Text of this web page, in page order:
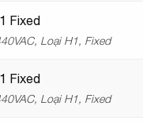
Fixed
Loại H1, Fixed
Fixed
Loại H1, Fixed